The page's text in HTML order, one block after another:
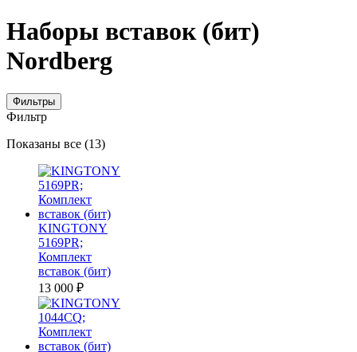
Наборы вставок (бит)
Nordberg
Фильтры
Фильтр
Показаны все (13)Цены:
убыванию
KINGTONY
5169PR;
Комплект
вставок (бит)
13 000 ₽